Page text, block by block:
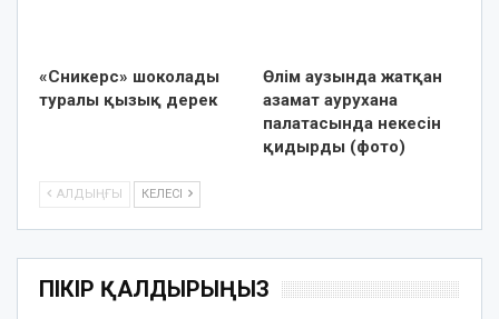
«Сникерс» шоколады
туралы қызық дерек
Өлім аузында жатқан
азамат аурухана
палатасында некесін
қидырды (фото)
АЛДЫҢҒЫ КЕЛЕСІ
ПІКІР ҚАЛДЫРЫҢЫЗ